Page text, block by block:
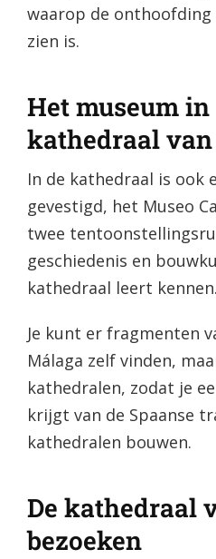
waarop de onthoofding
zien is.
Het museum in
kathedraal
In de kathedraal is ook
gevestigd, het Museo
twee
geschiedenis en
kathedraal leert kennen.
Je kunt er fragmenten
Málaga zelf vinden,
kathedralen, zodat je
krijgt van de Spaanse
kathedralen bouwen.
De kathedraal
bezoeken